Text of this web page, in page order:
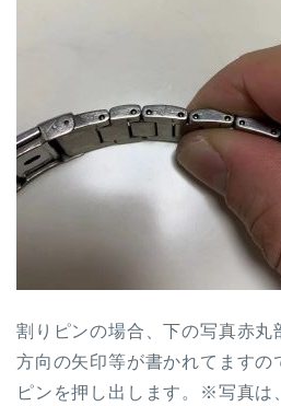
割りピンの場合、下の写真赤丸
方向の矢印等が書かれてますの
ピンを押し出します。※写真は